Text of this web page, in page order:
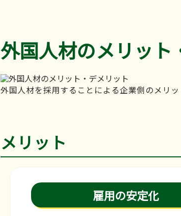
外国人材のメリット
外国人材を採用することによる企業側のメリッ
メリット
雇用の安定化